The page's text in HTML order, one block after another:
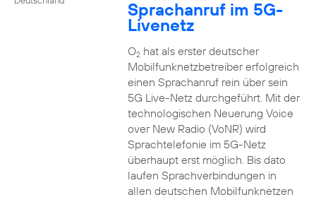
Sprachanruf im 5G-
Livenetz
O2hat als erster deutscher
Mobilfunknetzbetreiber erfolgreich
einen Sprachanruf rein über sein
5G Live-Netz durchgeführt. Mit der
technologischen Neuerung Voice
over New Radio (VoNR) wird
Sprachtelefonie im 5G-Netz
überhaupt erst möglich. Bis dato
laufen Sprachverbindungen in
allen deutschen Mobilfunknetzen